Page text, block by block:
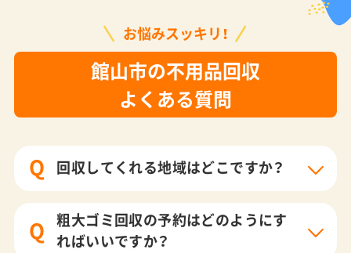
お悩みスッキリ！
館山市の不用品回収
よくある質問
Q 回収してくれる地域はどこですか？
Q
粗大ゴミ回収の予約はどのようにす
ればいいですか？